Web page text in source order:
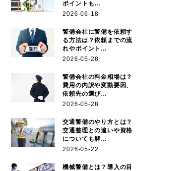
ポイントも…
2026-06-18
警備会社に警備を依頼す
る方法は？依頼までの流
れやポイント…
2026-05-28
警備会社の料金相場は？
費用の内訳や変動要因、
依頼先の選び…
2026-05-28
交通警備のやり方とは？
交通整理との違いや資格
についても解…
2026-05-22
機械警備とは？導入の目